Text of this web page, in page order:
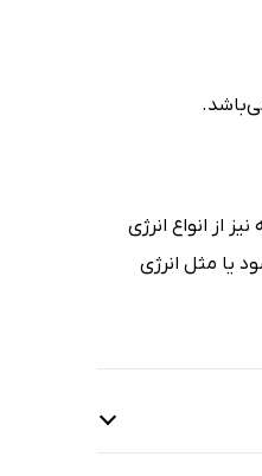
از انواع انرژی
یا مثل انرژی